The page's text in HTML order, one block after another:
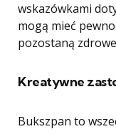
wskazówkami
mogą mieć
pozostaną
Kreatywne
Bukszpan to